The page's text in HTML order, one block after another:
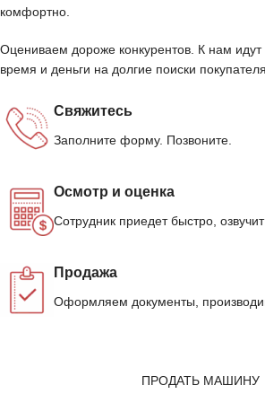
комфортно.
Оцениваем дороже конкурентов. К нам идут
время и деньги на долгие поиски покупателя.
Свяжитесь
Заполните форму. Позвоните.
Осмотр и оценка
Сотрудник приедет быстро, озвучит
Продажа
Оформляем документы,
ПРОДАТЬ МАШИНУ